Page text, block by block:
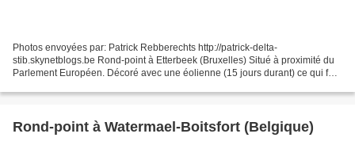
Photos envoyées par: Patrick Rebberechts http://patrick-delta-
stib.skynetblogs.be Rond-point à Etterbeek (Bruxelles) Situé à proximité du
Parlement Européen. Décoré avec une éolienne (15 jours durant) ce qui fait
Rond-point à Watermael-Boitsfort (Belgique)